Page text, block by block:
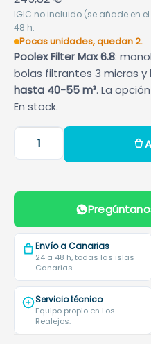
IGIC no incluido (se añade en
48 h.
Pocas unidades, quedan 2.
Poolex Filter Max 6.8:
bolas filtrantes 3 micras y
hasta 40-55 m³. La
En stock.
P
x
F
t
Envío a Canarias
24 a 48 h, todas las islas
Canarias.
Servicio técnico
Equipo propio en Los
Realejos.